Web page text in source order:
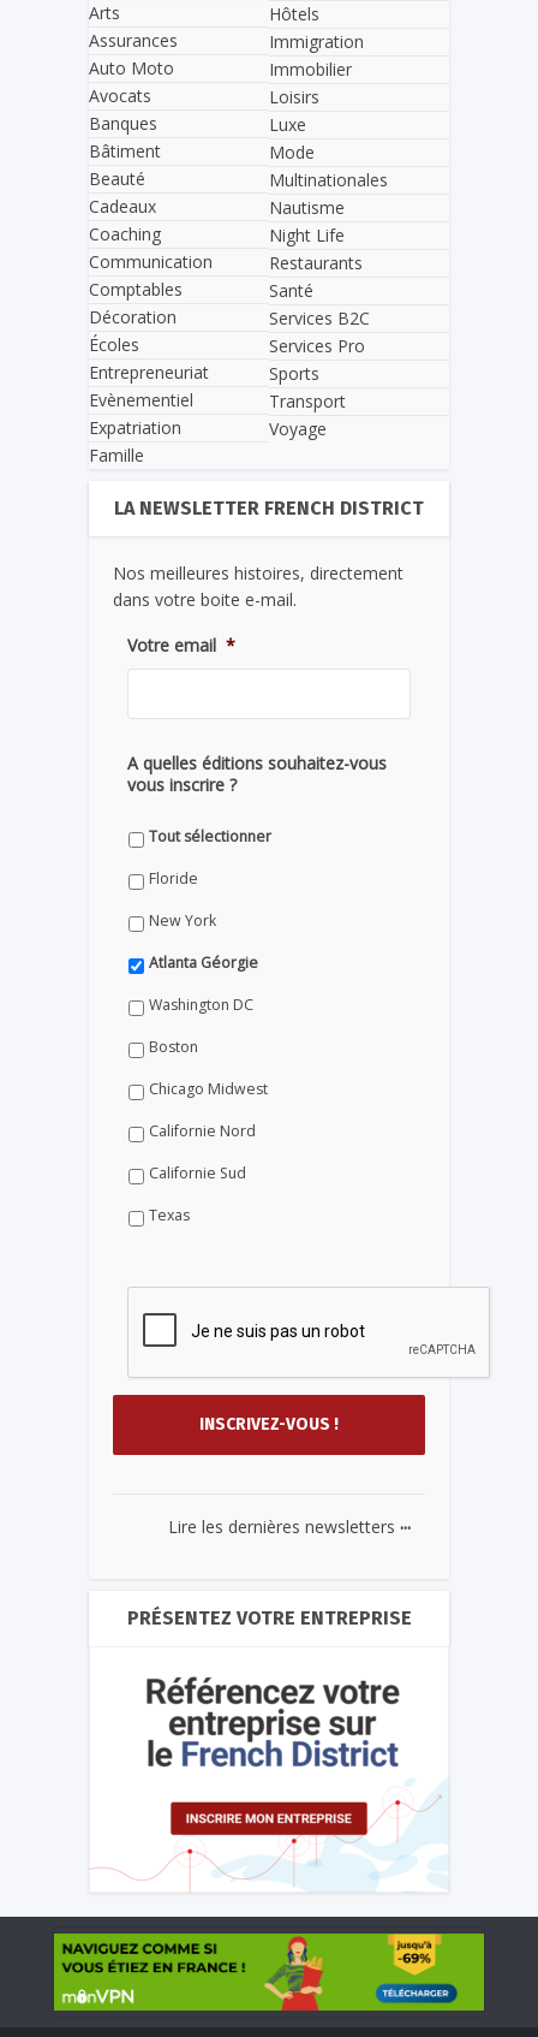
Arts
Assurances
Auto Moto
Avocats
Banques
Bâtiment
Beauté
Cadeaux
Coaching
Communication
Comptables
Décoration
Écoles
Entrepreneuriat
Evènementiel
Expatriation
Famille
Hôtels
Immigration
Immobilier
Loisirs
Luxe
Mode
Multinationales
Nautisme
Night Life
Restaurants
Santé
Services B2C
Services Pro
Sports
Transport
Voyage
LA NEWSLETTER FRENCH DISTRICT
Nos meilleures histoires, directement
dans votre boite e-mail.
Votre email *
A quelles éditions souhaitez-vous
vous inscrire ?
Tout sélectionner
Floride
New York
Atlanta Géorgie
Washington DC
Boston
Chicago Midwest
Californie Nord
Californie Sud
Texas
Lire les dernières newsletters ...
PRÉSENTEZ VOTRE ENTREPRISE